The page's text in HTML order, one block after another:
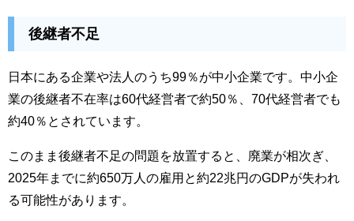
後継者不足
日本にある企業や法人のうち99％が中小企業です。中小企
業の後継者不在率は60代経営者で約50％、70代経営者でも
約40％とされています。
このまま後継者不足の問題を放置すると、廃業が相次ぎ、
2025年までに約650万人の雇用と約22兆円のGDPが失われ
る可能性があります。